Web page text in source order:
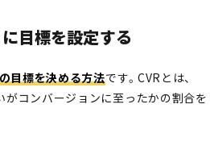
に目標を設定する
目標を決める方法です。CVRとは、
コンバージョンに至ったかの割合を